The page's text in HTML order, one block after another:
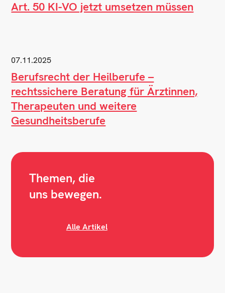
Art. 50 KI-VO jetzt umsetzen müssen
07.11.2025
Berufsrecht der Heilberufe –
rechtssichere Beratung für Ärztinnen,
Therapeuten und weitere
Gesundheitsberufe
Themen, die
uns bewegen.
Alle Artikel